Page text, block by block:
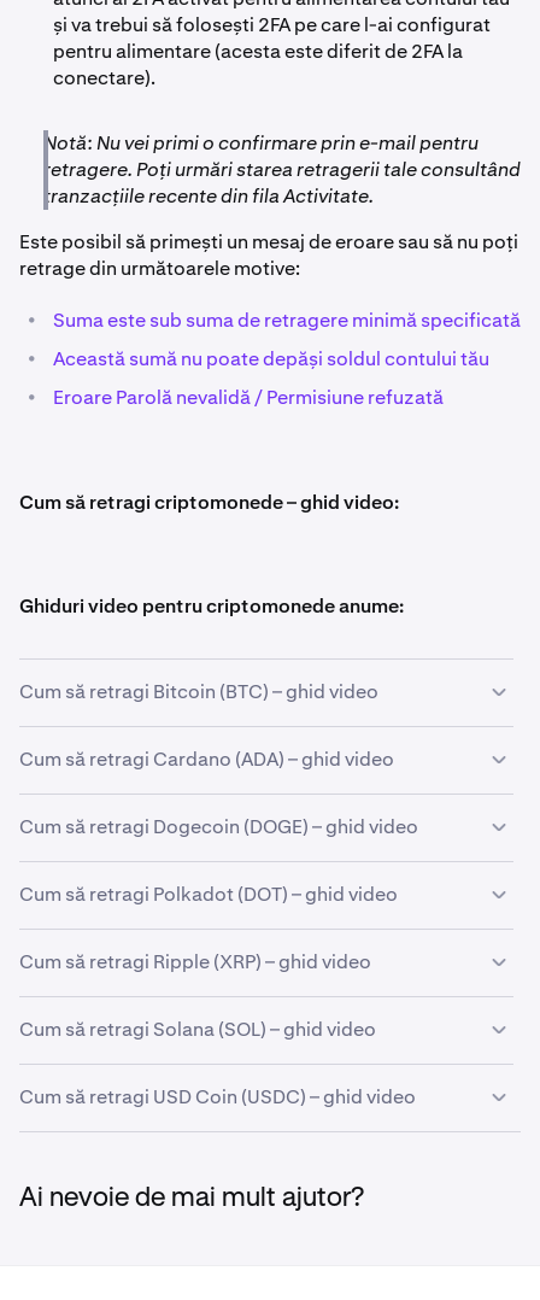
și va trebui să folosești 2FA pe care l-ai configurat
pentru alimentare (acesta este diferit de 2FA la
conectare).
Notă: Nu vei primi o confirmare prin e-mail pentru
retragere. Poți urmări starea retragerii tale consultând
tranzacțiile recente din fila Activitate.
Este posibil să primești un mesaj de eroare sau să nu poți
retrage din următoarele motive:
• Suma este sub suma de retragere minimă specificată
• Această sumă nu poate depăși soldul contului tău
• Eroare Parolă nevalidă / Permisiune refuzată
Cum să retragi criptomonede – ghid video:
Ghiduri video pentru criptomonede anume:
Cum să retragi Bitcoin (BTC) – ghid video
Cum să retragi Cardano (ADA) – ghid video
Cum să retragi Dogecoin (DOGE) – ghid video
Cum să retragi Polkadot (DOT) – ghid video
Cum să retragi Ripple (XRP) – ghid video
Cum să retragi Solana (SOL) – ghid video
Cum să retragi USD Coin (USDC) – ghid video
Ai nevoie de mai mult ajutor?